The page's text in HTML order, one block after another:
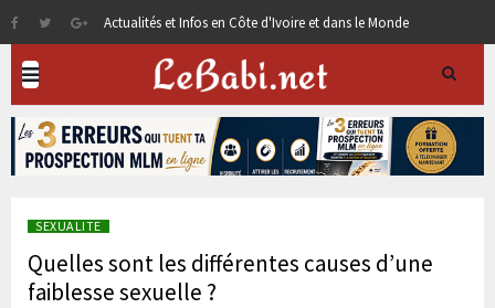
Actualités et Infos en Côte d'Ivoire et dans le Monde
SEXUALITE
Quelles sont les différentes causes d’une
faiblesse sexuelle ?